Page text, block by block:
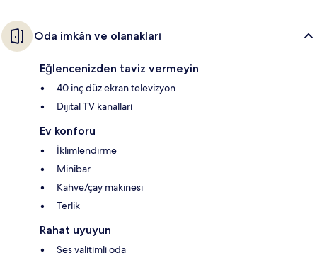
Oda imkân ve olanakları
Eğlencenizden taviz vermeyin
40 inç düz ekran televizyon
Dijital TV kanalları
Ev konforu
İklimlendirme
Minibar
Kahve/çay makinesi
Terlik
Rahat uyuyun
Ses yalıtımlı oda